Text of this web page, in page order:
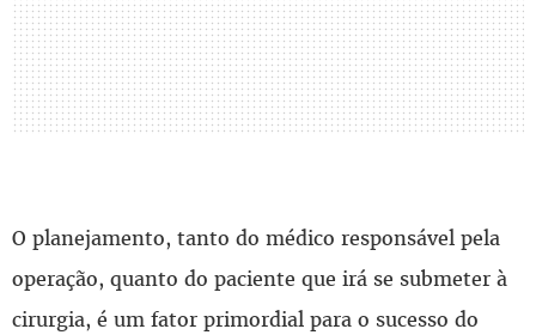
O planejamento, tanto do médico responsável pela
operação, quanto do paciente que irá se submeter à
cirurgia, é um fator primordial para o sucesso do